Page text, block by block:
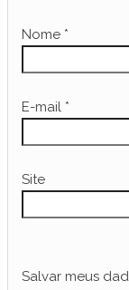
Nome *
E-mail *
Site
Salvar meus